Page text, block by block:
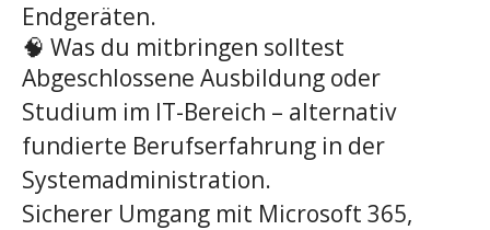
Endgeräten.
🧠 Was du mitbringen solltest
Abgeschlossene Ausbildung oder
Studium im IT-Bereich – alternativ
fundierte Berufserfahrung in der
Systemadministration.
Sicherer Umgang mit Microsoft 365,